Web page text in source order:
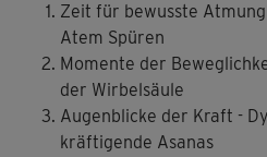
TriYoga® ist ein fließender
Kalifornien lebenden
wurde. Hier werden klassische
und zahlreiche Modifikationen
miteinander verbunden.
Zeit für bewusste
Atem Spüren
Momente der
der Wirbelsäule
Augenblicke der Kraft -
kräftigende Asanas